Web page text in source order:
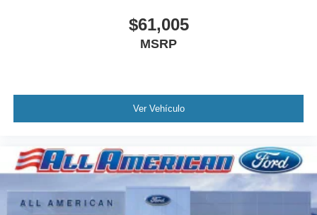
$61,005
MSRP
Ver Vehículo